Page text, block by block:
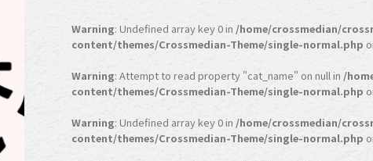
Warning: Undefined array key 0 in /home/crossmedian/
content/themes/Crossmedian-Theme/single-normal.php
Warning: Attempt to read property "cat_name" on null in /
content/themes/Crossmedian-Theme/single-normal.php
Warning: Undefined array key 0 in /home/crossmedian/
content/themes/Crossmedian-Theme/single-normal.php